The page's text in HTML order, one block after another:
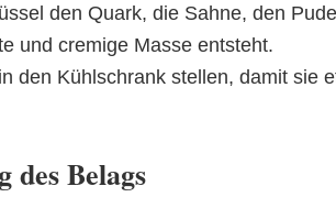
den Quark, die Sahne, den
und cremige Masse entsteht.
den Kühlschrank stellen, damit sie
des Belags